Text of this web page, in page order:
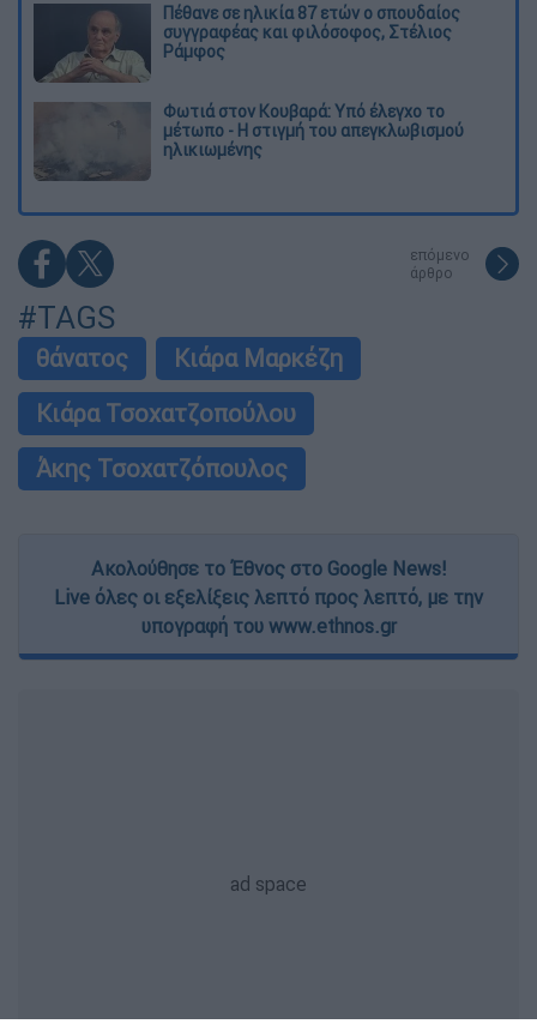
Πέθανε σε ηλικία 87 ετών ο σπουδαίος
συγγραφέας και φιλόσοφος, Στέλιος
Ράμφος
Φωτιά στον Κουβαρά: Υπό έλεγχο το
μέτωπο - Η στιγμή του απεγκλωβισμού
ηλικιωμένης
επόμενο
άρθρο
#TAGS
θάνατος
Κιάρα Μαρκέζη
Κιάρα Τσοχατζοπούλου
Άκης Τσοχατζόπουλος
Ακολούθησε το Έθνος στο Google News!
Live όλες οι εξελίξεις λεπτό προς λεπτό, με την
υπογραφή του www.ethnos.gr